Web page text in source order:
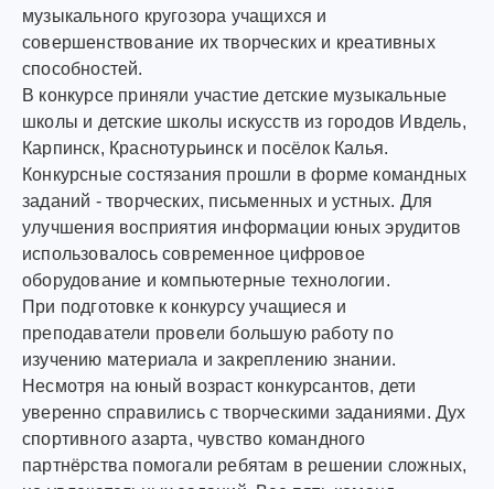
музыкального кругозора учащихся и
совершенствование их творческих и креативных
способностей.
В конкурсе приняли участие детские музыкальные
школы и детские школы искусств из городов Ивдель,
Карпинск, Краснотурьинск и посёлок Калья.
Конкурсные состязания прошли в форме командных
заданий - творческих, письменных и устных. Для
улучшения восприятия информации юных эрудитов
использовалось современное цифровое
оборудование и компьютерные технологии.
При подготовке к конкурсу учащиеся и
преподаватели провели большую работу по
изучению материала и закреплению знании.
Несмотря на юный возраст конкурсантов, дети
уверенно справились с творческими заданиями. Дух
спортивного азарта, чувство командного
партнёрства помогали ребятам в решении сложных,